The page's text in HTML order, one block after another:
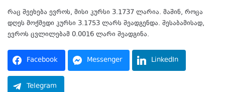
რაც შეეხება ევროს, მისი კურსი 3.1737 ლარია. მაშინ, როცა
დღეს მოქმედი კურსი 3.1753 ლარს შეადგენდა. შესაბამისად,
ევროს ცვლილებამ 0.0016 ლარი შეადგინა.
Facebook Messenger LinkedIn
Telegram